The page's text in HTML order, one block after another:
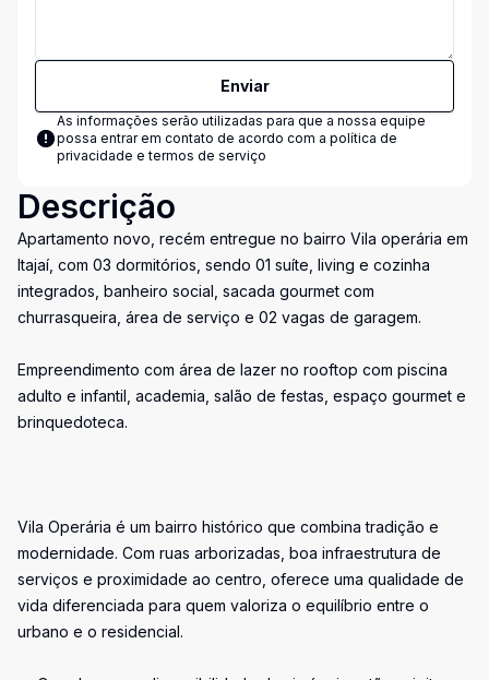
Enviar
As informações serão utilizadas para que a nossa equipe
possa entrar em contato de acordo com a política de
privacidade e termos de serviço
Descrição
Apartamento novo, recém entregue no bairro Vila operária em
Itajaí, com 03 dormitórios, sendo 01 suíte, living e cozinha
integrados, banheiro social, sacada gourmet com
churrasqueira, área de serviço e 02 vagas de garagem.
Empreendimento com área de lazer no rooftop com piscina
adulto e infantil, academia, salão de festas, espaço gourmet e
brinquedoteca.
Vila Operária é um bairro histórico que combina tradição e
modernidade. Com ruas arborizadas, boa infraestrutura de
serviços e proximidade ao centro, oferece uma qualidade de
vida diferenciada para quem valoriza o equilíbrio entre o
urbano e o residencial.